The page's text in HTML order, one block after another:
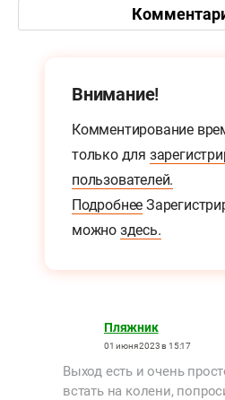
Внимание!
Комментирование
только для
пользователей.
Подробнее
можно здесь.
Пляжник
01 июня 2023 в 15:17
Выход есть и очень
встать на колени,